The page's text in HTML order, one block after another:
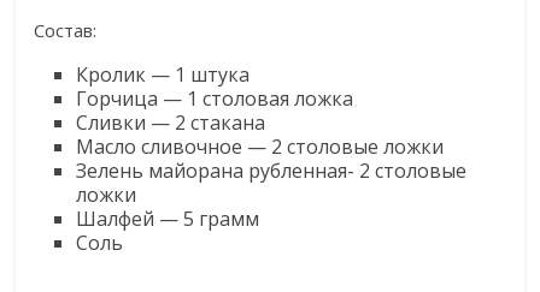
Состав:
Кролик — 1 штука
Горчица — 1 столовая ложка
Сливки — 2 стакана
Масло сливочное — 2 столовые ложки
Зелень майорана рубленная- 2 столовые
ложки
Шалфей — 5 грамм
Соль